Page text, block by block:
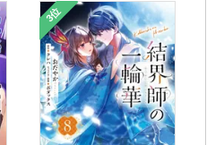
3位